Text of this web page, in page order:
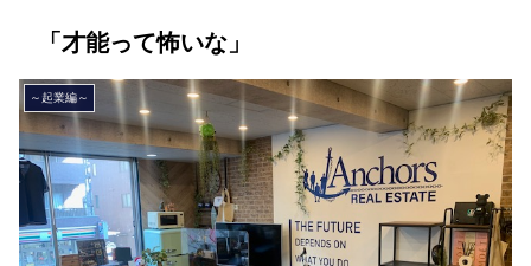
「才能って怖いな」
～起業編～